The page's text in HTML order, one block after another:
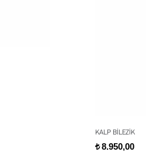
KALP BİLEZİK
t8.950,00